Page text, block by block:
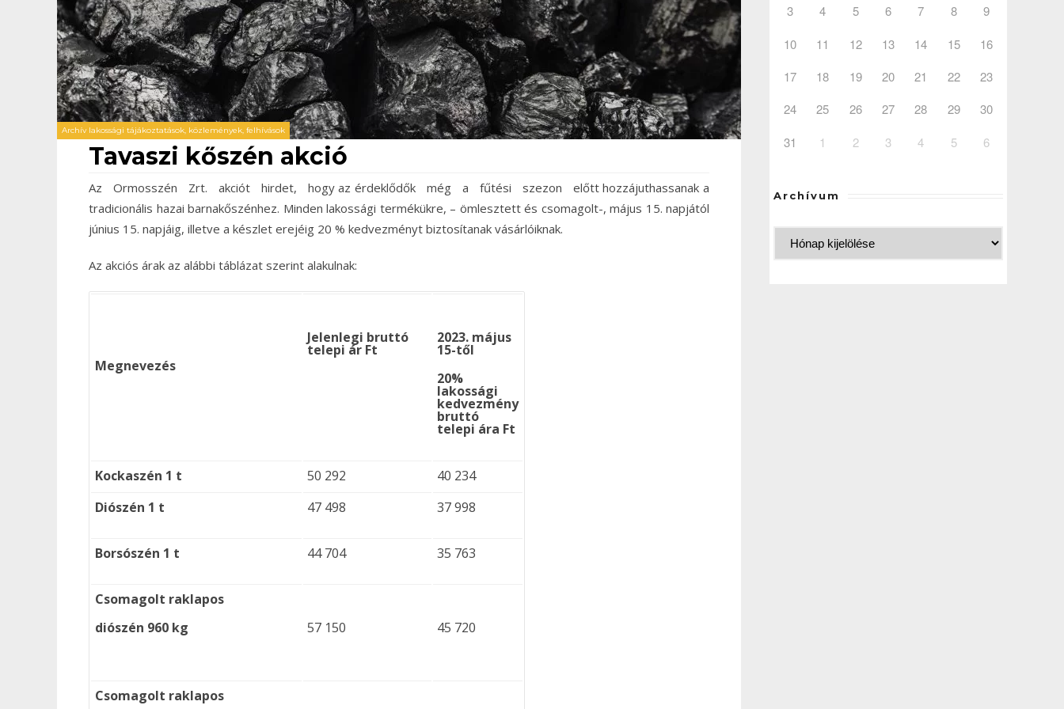
Archív lakossági tájákoztatások, közlemények, felhívások
Tavaszi kőszén akció
Az Ormosszén Zrt. akciót hirdet, hogy az érdeklődők még a fűtési szezon előtt hozzájuthassanak a
tradicionális hazai barnakőszénhez. Minden lakossági termékükre, – ömlesztett és csomagolt-, május 15. napjától
június 15. napjáig, illetve a készlet erejéig 20 % kedvezményt biztosítanak vásárlóiknak.
Az akciós árak az alábbi táblázat szerint alakulnak:
Megnevezés
Jelenlegi bruttó
telepi ár Ft
2023. május
15-től
20%
lakossági
kedvezmény
bruttó
telepi ára Ft
Kockaszén 1 t 50 292
40 234
Diószén 1 t
47 498 37 998
Borsószén 1 t 44 704 35 763
Csomagolt raklapos
diószén 960 kg
57 150 45 720
Csomagolt raklapos
3
4 5 6 7 8
9
10
11 12 13 14 15
16
17
18 19 20 21 22
23
24
25 26 27 28 29
30
31
1 2 3 4 5 6
Archívum